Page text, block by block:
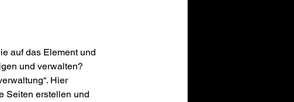
auf das Element und
und verwalten?
Hier
Seiten erstellen und